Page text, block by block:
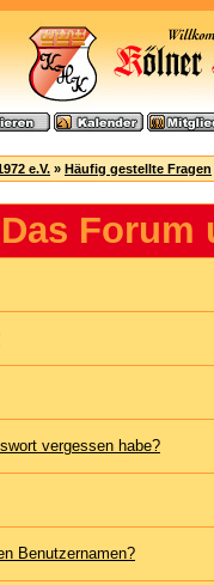
e.V. » Häufig gestellte Fragen
Das Forum
vergessen habe?
Benutzernamen?